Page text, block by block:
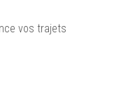
vos trajets